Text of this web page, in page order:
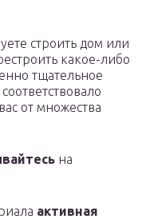
строить дом или
какое-либо
тщательное
от множества
на
активная